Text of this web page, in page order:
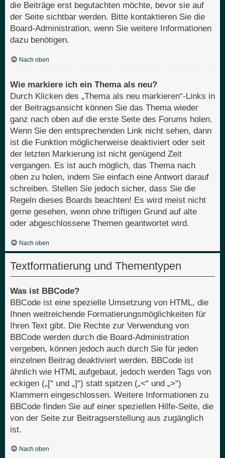
die Beiträge erst begutachten möchte, bevor sie auf
der Seite sichtbar werden. Bitte kontaktieren Sie die
Board-Administration, wenn Sie weitere Informationen
dazu benötigen.
Nach oben
Wie markiere ich ein Thema als neu?
Durch Klicken des „Thema als neu markieren“-Links in
der Beitragsansicht können Sie das Thema wieder
ganz nach oben auf die erste Seite des Forums holen.
Wenn Sie den entsprechenden Link nicht sehen, dann
ist die Funktion möglicherweise deaktiviert oder seit
der letzten Markierung ist nicht genügend Zeit
vergangen. Es ist auch möglich, das Thema nach
oben zu holen, indem Sie einfach eine Antwort darauf
schreiben. Stellen Sie jedoch sicher, dass Sie die
Regeln dieses Boards beachten! Es wird meist nicht
gerne gesehen, wenn ohne triftigen Grund auf alte
oder abgeschlossene Themen geantwortet wird.
Nach oben
Textformatierung und Thementypen
Was ist BBCode?
BBCode ist eine spezielle Umsetzung von HTML, die
Ihnen weitreichende Formatierungsmöglichkeiten für
Ihren Text gibt. Die Rechte zur Verwendung von
BBCode werden durch die Board-Administration
vergeben, können jedoch auch durch Sie für jeden
einzelnen Beitrag deaktiviert werden. BBCode ist
ähnlich wie HTML aufgebaut, jedoch werden Tags von
eckigen („[“ und „]“) statt spitzen („<“ und „>“)
Klammern eingeschlossen. Weitere Informationen zu
BBCode finden Sie auf einer speziellen Hilfe-Seite, die
von der Seite zur Beitragserstellung aus zugänglich
ist.
Nach oben